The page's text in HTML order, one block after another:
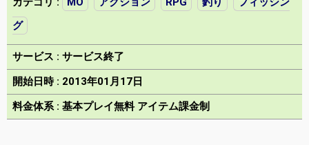
グ
サービス : サービス終了
開始日時 : 2013年01月17日
料金体系 : 基本プレイ無料 アイテム課金制